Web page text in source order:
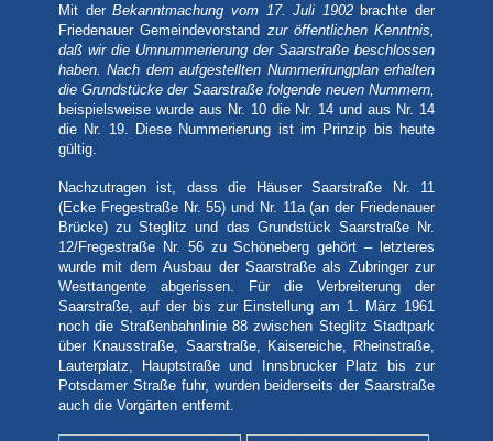
Mit derBekanntmachung vom 17. Juli 1902brachte der
Friedenauer Gemeindevorstand zur öffentlichen Kenntnis,
daß wir die Umnummerierung der Saarstraße beschlossen
haben. Nach dem aufgestellten Nummerirungplan erhalten
die Grundstücke der Saarstraße folgende neuen Nummern,
beispielsweise wurde aus Nr. 10 die Nr. 14 und aus Nr. 14
die Nr. 19. Diese Nummerierung ist im Prinzip bis heute
gültig.
Nachzutragen ist, dass die Häuser Saarstraße Nr. 11
(Ecke Fregestraße Nr. 55) und Nr. 11a (an der Friedenauer
Brücke) zu Steglitz und das Grundstück Saarstraße Nr.
12/Fregestraße Nr. 56 zu Schöneberg gehört – letzteres
wurde mit dem Ausbau der Saarstraße als Zubringer zur
Westtangente abgerissen. Für die Verbreiterung der
Saarstraße, auf der bis zur Einstellung am 1. März 1961
noch die Straßenbahnlinie 88 zwischen Steglitz Stadtpark
über Knausstraße, Saarstraße, Kaisereiche, Rheinstraße,
Lauterplatz, Hauptstraße und Innsbrucker Platz bis zur
Potsdamer Straße fuhr, wurden beiderseits der Saarstraße
auch die Vorgärten entfernt.